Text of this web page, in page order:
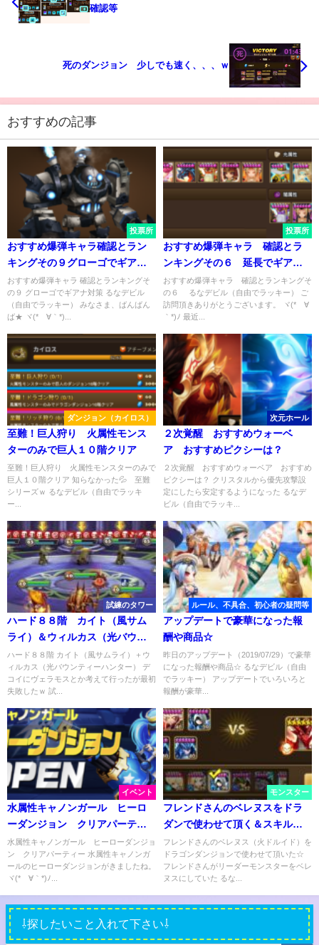
確認等
死のダンジョン 少しでも速く、、、ｗ
おすすめの記事
投票所
おすすめ爆弾キャラ確認とラン
キングその９グローゴでギアナ
対策
おすすめ爆弾キャラ 確認とランキングそ
の９ グローゴでギアナ対策 るなデビル
（自由でラッキー） みなさま、ばんばん
ば★ ヾ(*´∀｀*)...
投票所
おすすめ爆弾キャラ 確認とラ
ンキングその６ 延長でギアナ
対策
おすすめ爆弾キャラ 確認とランキングそ
の６ るなデビル（自由でラッキー） ご
訪問頂きありがとうございます。 ヾ(*´∀
｀*)ﾉ 最近...
ダンジョン（カイロス）
至難！巨人狩り 火属性モンス
ターのみで巨人１０階クリア
至難！巨人狩り 火属性モンスターのみで
巨人１０階クリア 知らなかった💦 至難
シリーズｗ るなデビル（自由でラッキ
ー...
次元ホール
２次覚醒 おすすめウォーベ
ア おすすめピクシーは？
２次覚醒 おすすめウォーベア おすすめ
ピクシーは？ クリスタルから優先攻撃設
定にしたら安定するようになった るなデ
ビル（自由でラッキ...
試練のタワー
ハード８８階 カイト（風サム
ライ）＆ウィルカス（光バウン
ティーハンター）
ハード８８階 カイト（風サムライ）＋ウ
ィルカス（光バウンティーハンター） デ
コイにヴェラモスとか考えて行ったが最初
失敗したｗ 試...
ルール、不具合、初心者の疑問等
アップデートで豪華になった報
酬や商品☆
昨日のアップデート（2019/07/29）で豪華
になった報酬や商品☆ るなデビル（自由
でラッキー） アップデートでいろいろと
報酬が豪華...
イベント
水属性キャノンガール ヒーロ
ーダンジョン クリアパーティ
ー
水属性キャノンガール ヒーローダンジョ
ン クリアパーティー 水属性キャノンガ
ールのヒーローダンジョンがきましたね。
ヾ(*´∀｀*)ﾉ...
モンスター
フレンドさんのベレヌスをドラ
ダンで使わせて頂く＆スキル確
認
フレンドさんのベレヌス（火ドルイド）を
ドラゴンダンジョンで使わせて頂いた☆
フレンドさんがリーダーモンスターをベレ
ヌスにしていた るな...
⇩探したいこと入れて下さい⇩